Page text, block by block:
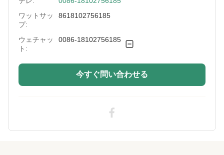
More Sizes: カスタマイズ可能
ワットサッ
プ:
8618102756185
ウェチャッ
ト:
0086-18102756185
今すぐ問い合わせる